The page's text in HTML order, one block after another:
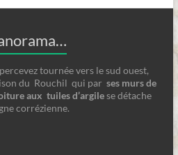
tournée vers le sud ouest,
du Rouchil qui par ses murs de
aux tuiles d’argilese détache
corrézienne.